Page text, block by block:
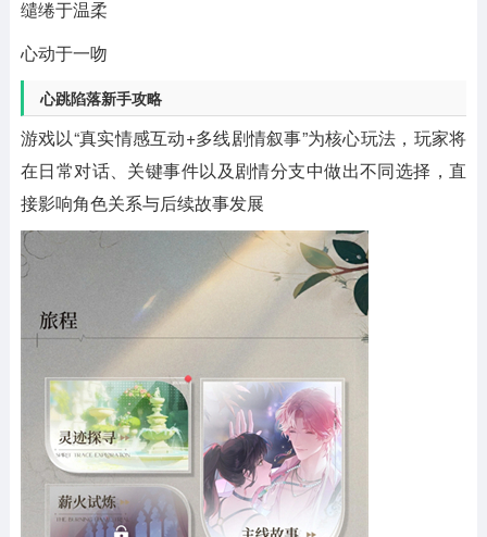
缱绻于温柔
心动于一吻
心跳陷落新手攻略
游戏以“真实情感互动+多线剧情叙事”为核心玩法，玩家将
在日常对话、关键事件以及剧情分支中做出不同选择，直
接影响角色关系与后续故事发展